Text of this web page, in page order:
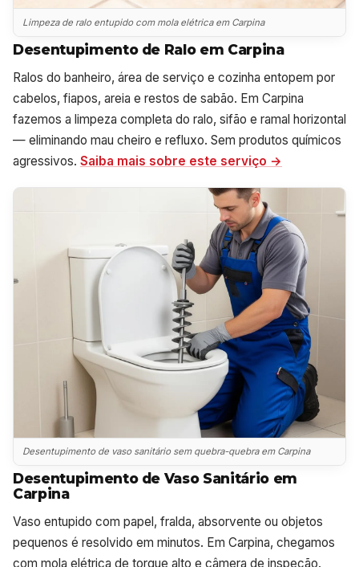
Limpeza de ralo entupido com mola elétrica em Carpina
Desentupimento de Ralo em Carpina
Ralos do banheiro, área de serviço e cozinha entopem por
cabelos, fiapos, areia e restos de sabão. Em Carpina
fazemos a limpeza completa do ralo, sifão e ramal horizontal
— eliminando mau cheiro e refluxo. Sem produtos químicos
agressivos. Saiba mais sobre este serviço →
Desentupimento de vaso sanitário sem quebra-quebra em Carpina
Desentupimento de Vaso Sanitário em
Carpina
Vaso entupido com papel, fralda, absorvente ou objetos
pequenos é resolvido em minutos. Em Carpina, chegamos
com mola elétrica de torque alto e câmera de inspeção.